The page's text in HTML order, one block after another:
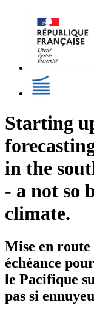
Starting
in the
- a not so
climate.
Mise en route
échéance
le Pacifique
pas si